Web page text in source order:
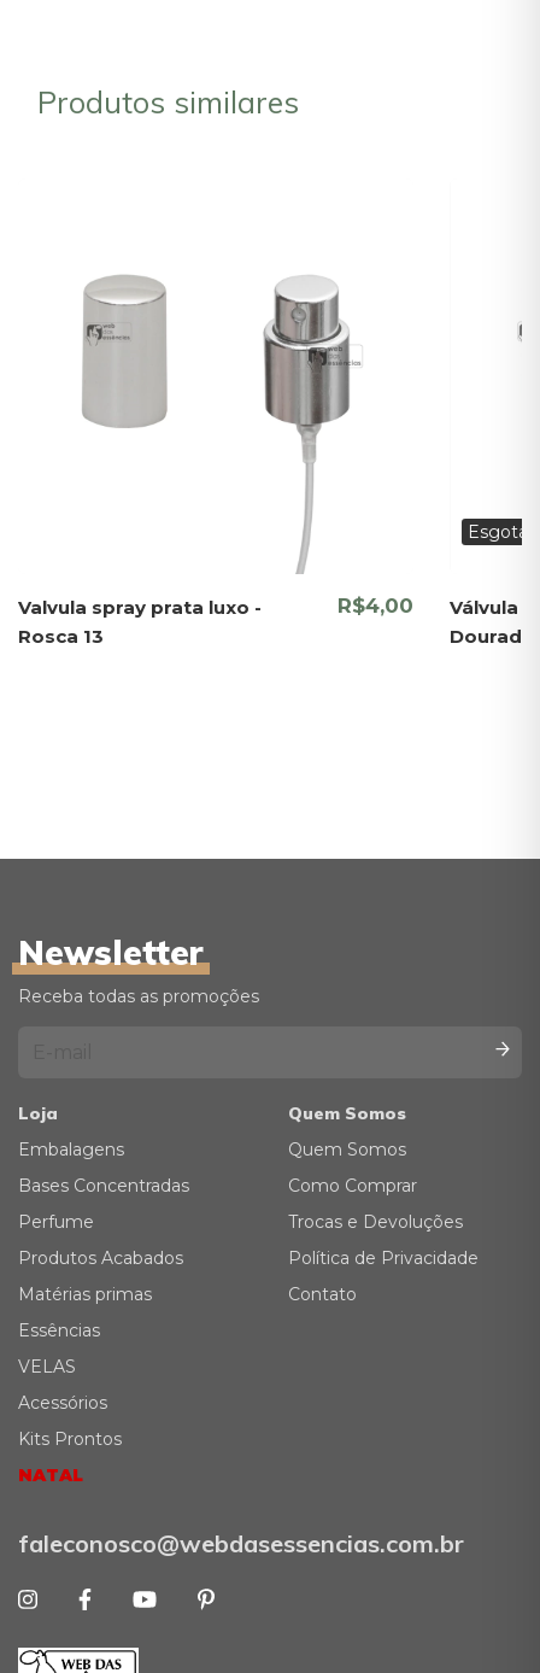
Produtos similares
Valvula spray prata luxo -
Rosca 13
R$4,00
Válvula
Dourada
Newsletter
Receba todas as promoções
Loja
Embalagens
Bases Concentradas
Perfume
Produtos Acabados
Matérias primas
Essências
VELAS
Acessórios
Kits Prontos
NATAL
Quem Somos
Quem Somos
Como Comprar
Trocas e Devoluções
Política de Privacidade
Contato
faleconosco@webdasessencias.com.br